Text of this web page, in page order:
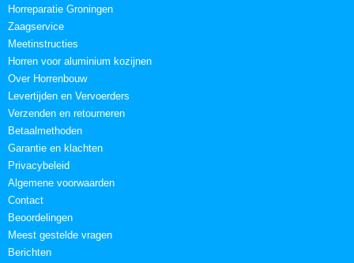
Horreparatie Groningen
Zaagservice
Meetinstructies
Horren voor aluminium kozijnen
Over Horrenbouw
Levertijden en Vervoerders
Verzenden en retourneren
Betaalmethoden
Garantie en klachten
Privacybeleid
Algemene voorwaarden
Contact
Beoordelingen
Meest gestelde vragen
Berichten